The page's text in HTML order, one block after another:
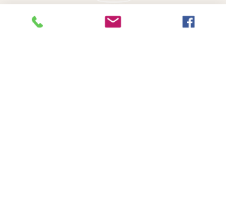
Algemene voorwaarden